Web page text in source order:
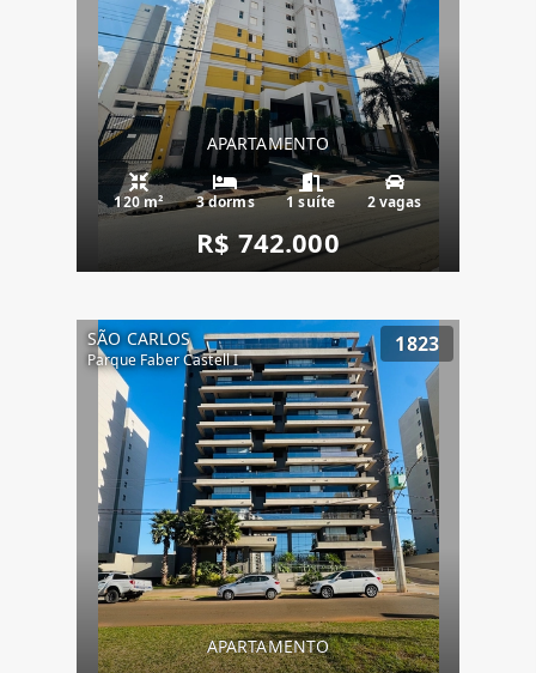
APARTAMENTO
120 m² 3 dorms 1 suíte 2 vagas
R$ 742.000
SÃO CARLOS
Parque Faber Castell I
1823
APARTAMENTO